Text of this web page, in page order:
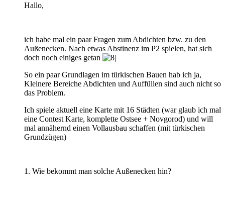
Hallo,
ich habe mal ein paar Fragen zum Abdichten bzw. zu den
Außenecken. Nach etwas Abstinenz im P2 spielen, hat sich
doch noch einiges getan
So ein paar Grundlagen im türkischen Bauen hab ich ja,
Kleinere Bereiche Abdichten und Auffüllen sind auch nicht so
das Problem.
Ich spiele aktuell eine Karte mit 16 Städten (war glaub ich mal
eine Contest Karte, komplette Ostsee + Novgorod) und will
mal annähernd einen Vollausbau schaffen (mit türkischen
Grundzügen)
1. Wie bekommt man solche Außenecken hin?